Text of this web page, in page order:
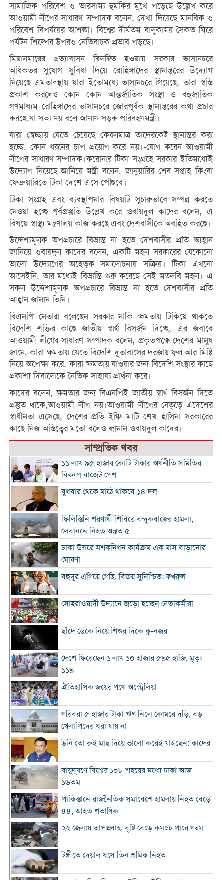
সামাজিক পরিবেশ ও ভারসাম্য হুমকির মুখে পড়েছে উল্লেখ করে
আওয়ামী লীগের সাধারণ সম্পাদক বলেন, দেখা দিয়েছে মানবিক ও
পরিবেশ বিপর্যয়ের আশঙ্কা। বিশ্বের দীর্ঘতম বালুকাময় সৈকত ঘিরে
পর্যটন শিল্পের উপরও নেতিবাচক প্রভাব পড়ছে।
মিয়ানমারের প্রত্যাবাসন বিলম্বিত হওয়ায় সরকার ভাসানচরে
অধিকতর সুযোগ সুবিধা দিয়ে রোহিঙ্গাদের স্থানান্তরের উদ্যোগ
নিয়েছে এমতাবস্থায় যারা ইতোমধ্যে ভাসানচরে গিয়েছে, তারা স্বস্তি
প্রকাশ করলেও কোন কোন আন্তর্জাতিক সংস্থা ও বহুজাতিক
গণমাধ্যম রোহিঙ্গাদের ভাসানচরে জোরপূর্বক স্থানান্তরের কথা প্রচার
করছে,যা সত্য নয় বলে জানান সড়ক পরিবহনমন্ত্রী।
যারা স্বেচ্ছায় যেতে চেয়েছে কেবলমাত্র তাদেরকেই স্থানান্তর করা
হচ্ছে, কোন ধরনের চাপ প্রয়োগ করে নয়।-যোগ করেন আওয়ামী
লীগের সাধারণ সম্পাদক।করোনার টিকা সংগ্রহে সরকার ইতিমধ্যেই
উদ্যোগ নিয়েছে জানিয়ে মন্ত্রী বলেন, জানুয়ারির শেষ সপ্তাহ কিংবা
ফেব্রুয়ারিতে টিকা দেশে এসে পৌঁছবে।
টিকা সংগ্রহ এবং ব্যবস্থাপনার বিষয়টি সুচারুভাবে সম্পন্ন করতে
নেওয়া হচ্ছে পূর্বপ্রস্তুতি উল্লেখ করে ওবায়দুল কাদের বলেন, এ
বিষয়ে স্বাস্থ্য মন্ত্রণালয় কাজ করছে এবং দেশবাসীকে অবহিত করছে।
উদ্দেশ্যমূলক অপপ্রচারে বিভ্রান্ত না হতে দেশবাসীর প্রতি আহ্বান
জানিয়ে ওবায়দুল কাদের বলেন, একটি মহল সরকারের যেকোনো
ভালো উদ্যোগের অহেতুক সমালোচনায় সক্রিয়। টিকা এখনো
আসেইনি, তার মধ্যেই বিভ্রান্তি শুরু করেছে সেই মতলবি মহল। এ
সকল উদ্দেশ্যমূলক অপপ্রচারে বিভ্রান্ত না হতে দেশবাসীর প্রতি
আহ্বান জানান তিনি।
বিএনপি নেতারা বলেছেন সরকার নাকি ক্ষমতায় টিকিয়ে থাকতে
বিদেশি শক্তির কাছে জাতীয় স্বার্থ বিসর্জন দিচ্ছে, এর জবাবে
আওয়ামী লীগের সাধারণ সম্পাদক বলেন, প্রকৃতপক্ষে দেশের মানুষ
জানে, কারা ক্ষমতায় যেতে বিদেশি দূতাবাসের দরজায় ফুল আর মিষ্টি
নিয়ে অপেক্ষা করে, কারা ক্ষমতায় যাওয়ার জন্য বিদেশি সংস্থার কাছে
প্রকাশ্য দিবালোকে নৈতিক সাহায্য প্রার্থনা করে।
কাদের বলেন, ক্ষমতার জন্য বিএনপিই জাতীয় স্বার্থ বিসর্জন দিতে
প্রস্তুত থাকে,আওয়ামী লীগ নয়।আওয়ামী লীগের নেতৃত্বে এদেশের
স্বাধীনতা এসেছে, দেশের প্রতি ইঞ্চি মাটি শেখ হাসিনা সরকারের
কাছে নিজ অস্তিত্বের মতো বলেও জানান ওবায়দুল কাদের।
সাম্প্রতিক খবর
১১ লাখ ৯৫ হাজার কোটি টাকার অর্থনীতি সমিতির
বিকল্প বাজেট পেশ
বুধবার থেকে মাঠে থাকবে ১৪ দল
ফিলিস্তিনি শরণার্থী শিবিরে বন্দুকবাজের হামলা,
লেবাননে নিহত অন্তত ৫
ঢাকা উত্তরে মশকনিধন কার্যক্রম এক মাস বাড়ানোর
ঘোষণা
বহুদূর এগিয়ে গেছি, বিজয় সুনিশ্চিত: ফখরুল
সোহরাওয়ার্দী উদ্যানে জড়ো হচ্ছেন নেতাকর্মীরা
ছাঁদে ডেকে নিয়ে শিশুর দিকে কু-নজর
দেশে ফিরেছেন ১ লাখ ১০ হাজার ৫৯৫ হাজি, মৃত্যু
১১৯
ঐতিহাসিক জয়ের পথে অস্ট্রেলিয়া
গরিবরা ৫ হাজার টাকা ঋণ নিলে কোমরে দড়ি, বড়
খেলাপিদের ধরা যায় না
উনি তো রুই মাছ দিয়ে ভালো করেই খাইছেন: কাদের
বায়ুদূষণে বিশ্বের ১০৮ শহরের মধ্যে ঢাকা আজ
১৬তম
পাকিস্তানে রাজনৈতিক সমাবেশে হামলায় নিহত বেড়ে
৪৪, আহত শতাধিক
২২ জেলায় তাপপ্রবাহ, বৃষ্টি বেড়ে কমতে পারে গরম
টঙ্গীতে দেয়াল ধসে তিন শ্রমিক নিহত
১২ রানে লিড নিয়ে অস্ট্রেলিয়ার ইনিংস শেষ